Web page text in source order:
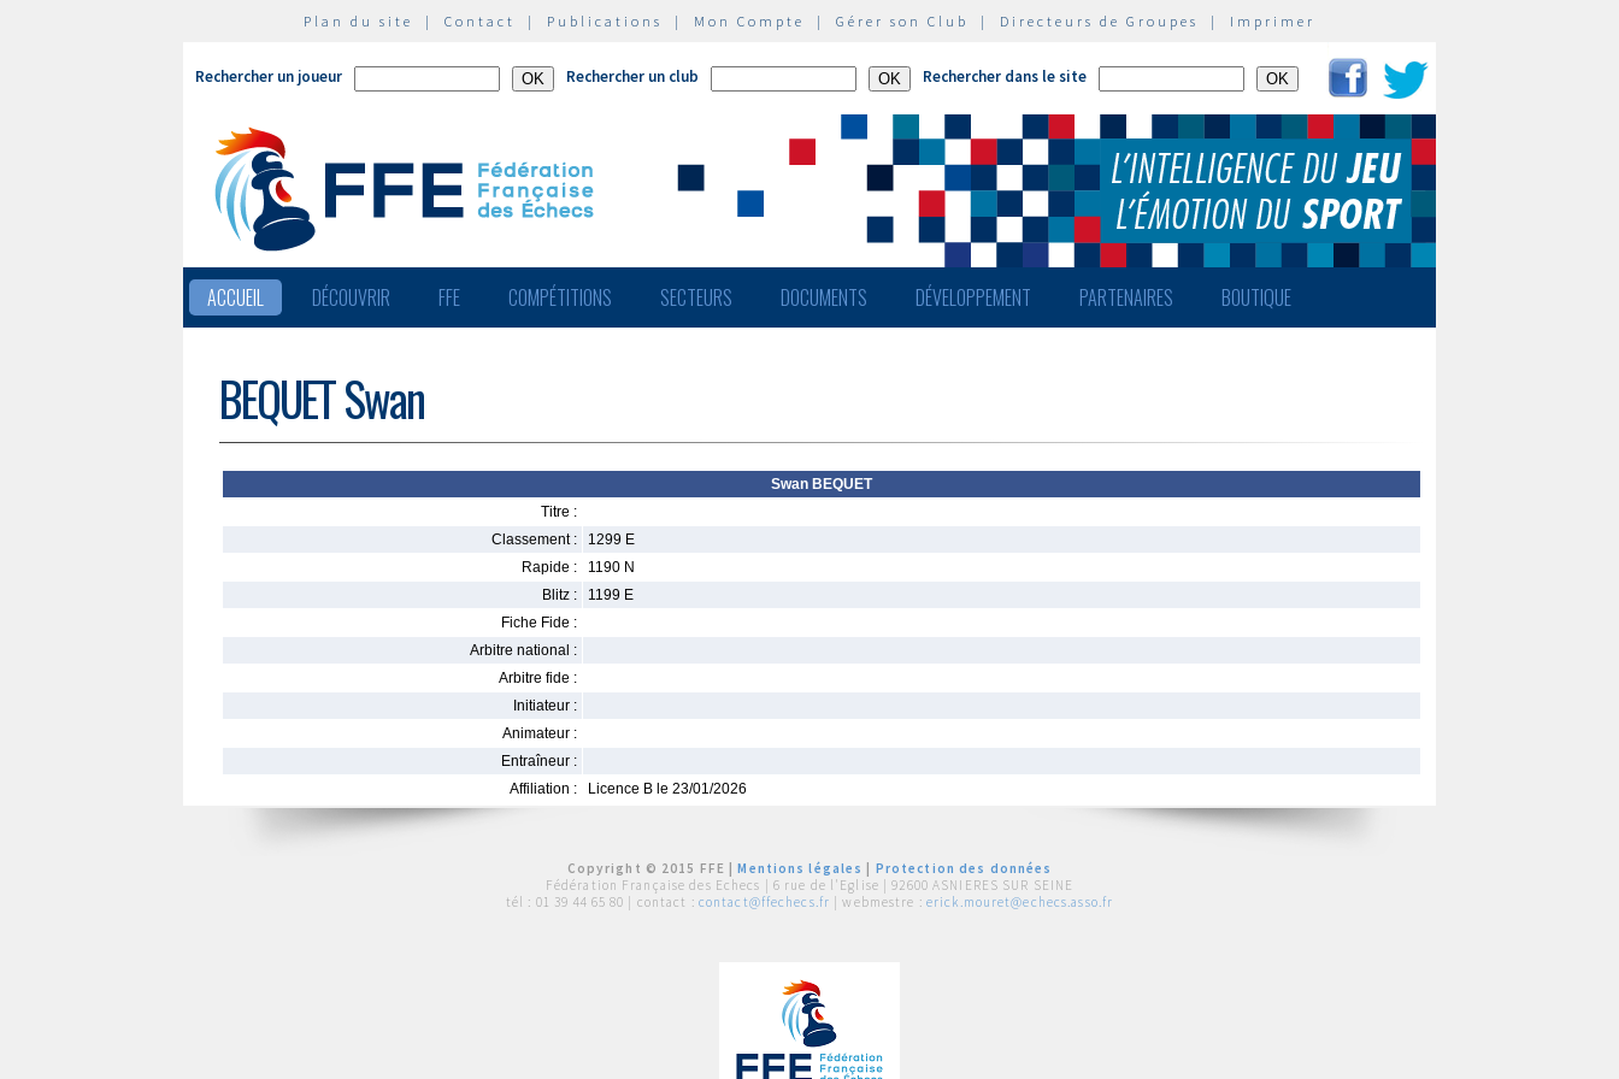
Plan du site | Contact | Publications | Mon Compte | Gérer son Club | Directeurs de Groupes | Imprimer
Rechercher un joueur Rechercher un club Rechercher dans le site
ACCUEIL DÉCOUVRIR FFE COMPÉTITIONS SECTEURS DOCUMENTS DÉVELOPPEMENT PARTENAIRES BOUTIQUE
BEQUET Swan
Swan BEQUET
Titre :
Classement :
1299 E
Rapide :
1190 N
Blitz :
1199 E
Fiche Fide :
Arbitre national :
Arbitre fide :
Initiateur :
Animateur :
Entraîneur :
Affiliation :
Licence B le 23/01/2026
Copyright © 2015 FFE |Mentions légales
Protection des données
Fédération Française des Echecs | 6 rue de l'Eglise | 92600 ASNIERES SUR SEINE
tél : 01 39 44 65 80 | contact : contact@ffechecs.fr | webmestre : erick.mouret@echecs.asso.fr